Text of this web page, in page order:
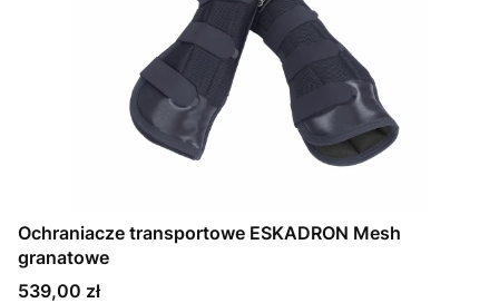
Ochraniacze transportowe ESKADRON Mesh
granatowe
Cena
539,00 zł